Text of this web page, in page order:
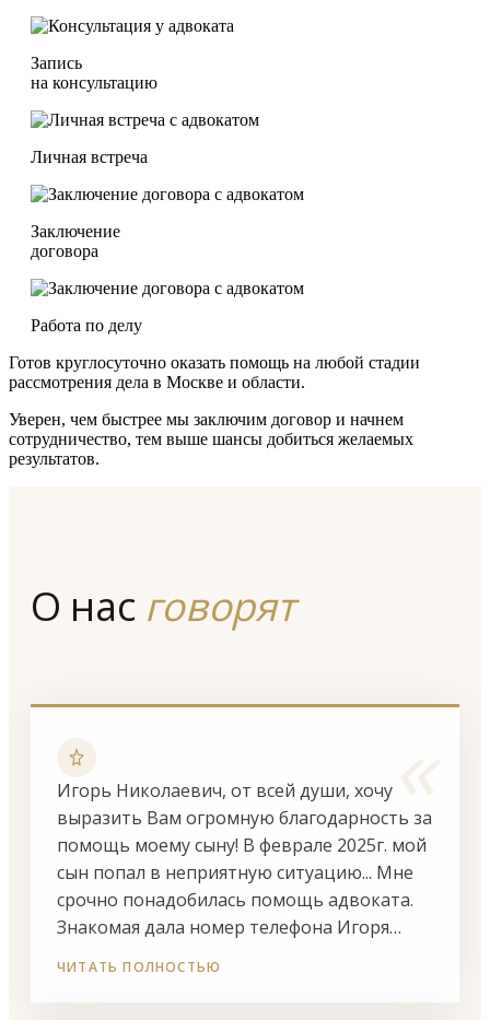
Запись
на консультацию
Личная встреча
Заключение
договора
Работа по делу
Готов круглосуточно оказать помощь на любой стадии
рассмотрения дела в Москве и области.
Уверен, чем быстрее мы заключим договор и начнем
сотрудничество, тем выше шансы добиться желаемых
результатов.
О нас говорят
«
Игорь Николаевич, от всей души, хочу
выразить Вам огромную благодарность за
помощь моему сыну! В феврале 2025г. мой
сын попал в неприятную ситуацию... Мне
срочно понадобилась помощь адвоката.
Знакомая дала номер телефона Игоря
ЧИТАТЬ ПОЛНОСТЬЮ